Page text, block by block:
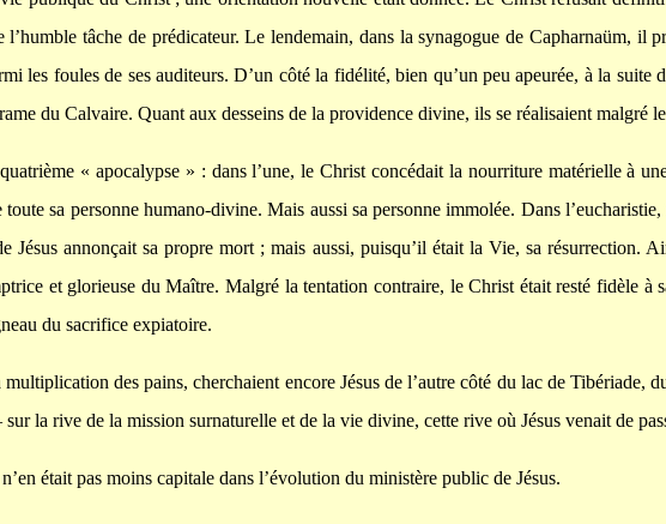
tâche de prédicateur. Le lendemain, dans la synagogue de Capharnaüm, il
les foules de ses auditeurs. D’un côté la fidélité, bien qu’un peu apeurée, à la suite
du Calvaire. Quant aux desseins de la providence divine, ils se réalisaient malgré
« apocalypse » : dans l’une, le Christ concédait la nourriture matérielle à
sa personne humano-divine. Mais aussi sa personne immolée. Dans
Jésus annonçait sa propre mort ; mais aussi, puisqu’il était la Vie, sa résurrection.
et glorieuse du Maître. Malgré la tentation contraire, le Christ était resté fidèle à
du sacrifice expiatoire.
des pains, cherchaient encore Jésus de l’autre côté du lac de Tibériade,
la rive de la mission surnaturelle et de la vie divine, cette rive où Jésus venait de
était pas moins capitale dans l’évolution du ministère public de Jésus.